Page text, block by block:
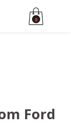
0
Ford